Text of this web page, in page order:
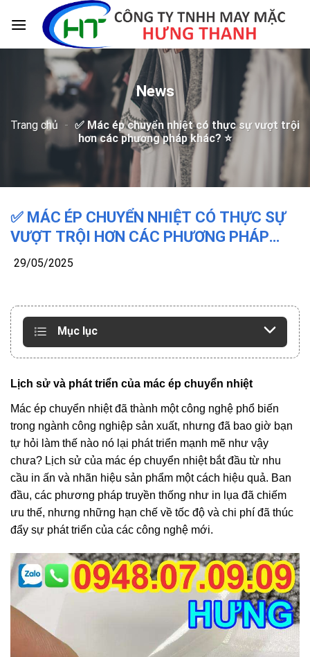
News
Trang chủ - ✅ Mác ép chuyển nhiệt có thực sự vượt trội
hơn các phương pháp khác? ⭐️
✅ MÁC ÉP CHUYỂN NHIỆT CÓ THỰC SỰ
VƯỢT TRỘI HƠN CÁC PHƯƠNG PHÁP
KHÁC? ⭐️
29/05/2025
Mục lục
Lịch sử và phát triển của mác ép chuyển nhiệt
Mác ép chuyển nhiệt đã thành một công nghệ phổ biến
trong ngành công nghiệp sản xuất, nhưng đã bao giờ bạn
tự hỏi làm thế nào nó lại phát triển mạnh mẽ như vậy
chưa? Lịch sử của mác ép chuyển nhiệt bắt đầu từ nhu
cầu in ấn và nhãn hiệu sản phẩm một cách hiệu quả. Ban
đầu, các phương pháp truyền thống như in lụa đã chiếm
ưu thế, nhưng những hạn chế về tốc độ và chi phí đã thúc
đẩy sự phát triển của các công nghệ mới.